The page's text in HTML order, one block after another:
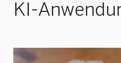
KI-